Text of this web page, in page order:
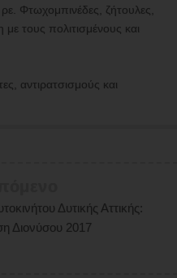
Φτωχομπινέδες, ζήτουλες,
τους πολιτισμένους και
αντιρατσισμούς και
Δυτικής Αττικής:
Διονύσου 2017